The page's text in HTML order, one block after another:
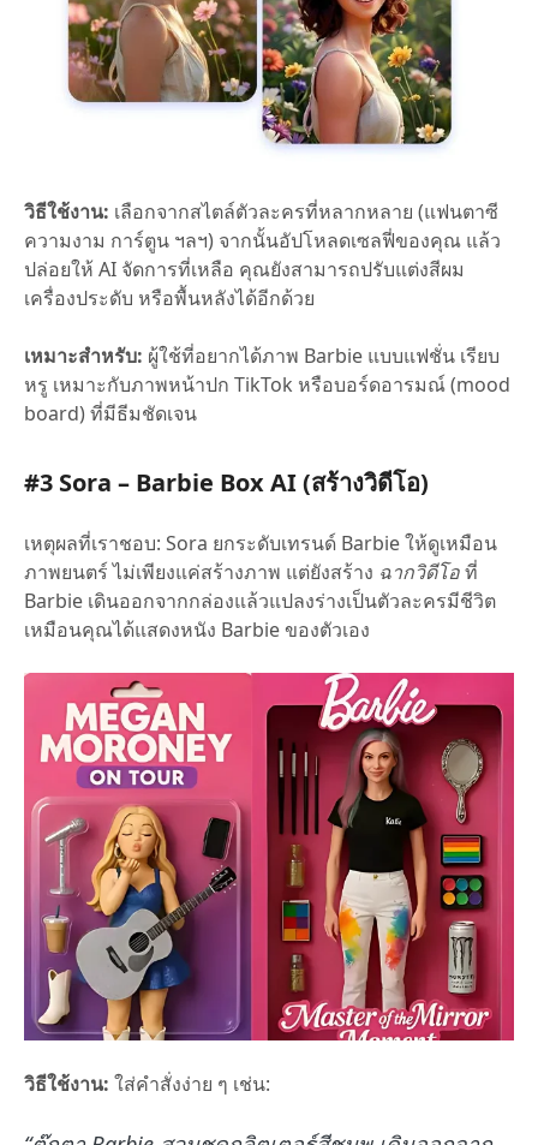
วิธีใช้งาน: เลือกจากสไตล์ตัวละครที่หลากหลาย (แฟนตาซี
ความงาม การ์ตูน ฯลฯ) จากนั้นอัปโหลดเซลฟี่ของคุณ แล้ว
ปล่อยให้ AI จัดการที่เหลือ คุณยังสามารถปรับแต่งสีผม
เครื่องประดับ หรือพื้นหลังได้อีกด้วย
เหมาะสำหรับ: ผู้ใช้ที่อยากได้ภาพ Barbie แบบแฟชั่น เรียบ
หรู เหมาะกับภาพหน้าปก TikTok หรือบอร์ดอารมณ์ (mood
board) ที่มีธีมชัดเจน
#3 Sora – Barbie Box AI (สร้างวิดีโอ)
เหตุผลที่เราชอบ: Sora ยกระดับเทรนด์ Barbie ให้ดูเหมือน
ภาพยนตร์ ไม่เพียงแค่สร้างภาพ แต่ยังสร้าง ฉากวิดีโอที่
Barbie เดินออกจากกล่องแล้วแปลงร่างเป็นตัวละครมีชีวิต
เหมือนคุณได้แสดงหนัง Barbie ของตัวเอง
วิธีใช้งาน: ใส่คำสั่งง่าย ๆ เช่น: